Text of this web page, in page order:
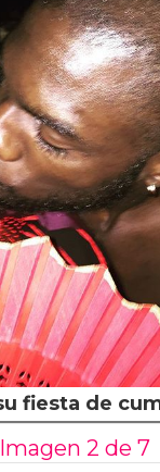
fiesta de
Imagen 2 de 7